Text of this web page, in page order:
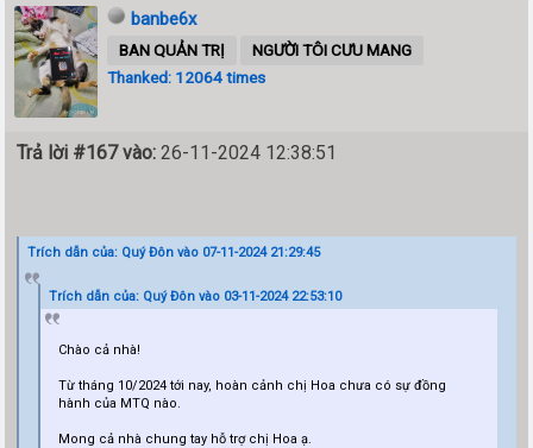
banbe6x
BAN QUẢN TRỊ
NGƯỜI TÔI CƯU MANG
Thanked: 12064 times
Trả lời #167 vào: 26-11-2024 12:38:51
Trích dẫn của: Quý Đôn vào 07-11-2024 21:29:45
Trích dẫn của: Quý Đôn vào 03-11-2024 22:53:10
Chào cả nhà!
Từ tháng 10/2024 tới nay, hoàn cảnh chị Hoa chưa có sự đồng
hành của MTQ nào.
Mong cả nhà chung tay hỗ trợ chị Hoa ạ.